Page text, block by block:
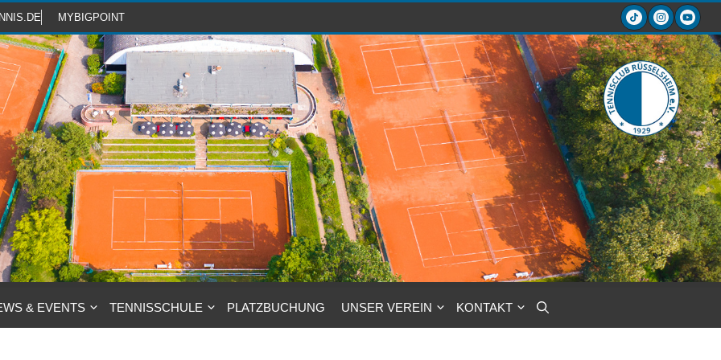
MYBIGPOINT
& EVENTS TENNISSCHULE PLATZBUCHUNG UNSER VEREIN KONTAKT